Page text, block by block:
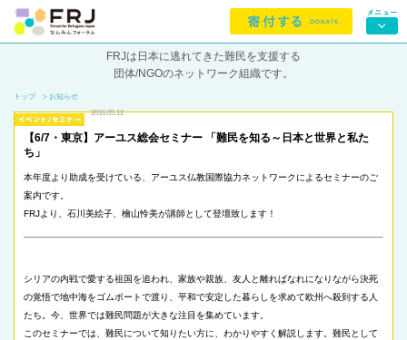
FRJは日本に逃れてきた難民を支援する
団体/NGOのネットワーク組織です。
トップ > お知らせ
2016.05.12
【6/7・東京】アーユス総会セミナー 「難民を知る～日本と世界と私た
ち」
本年度より助成を受けている、アーユス仏教国際協力ネットワークによるセミナーのご
案内です。
FRJより、石川美絵子、檜山怜美が講師として登壇致します！
シリアの内戦で愛する祖国を追われ、家族や親族、友人と離ればなれになりながら決死
の覚悟で地中海をゴムボートで渡り、平和で安定した暮らしを求めて欧州へ殺到する人
たち。今、世界では難民問題が大きな注目を集めています。
このセミナーでは、難民について知りたい方に、わかりやすく解説します。難民として